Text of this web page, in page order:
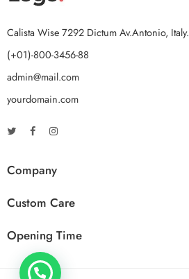
Calista Wise 7292 Dictum Av.Antonio, Italy.
(+01)-800-3456-88
admin@mail.com
yourdomain.com
Company
Custom Care
Opening Time